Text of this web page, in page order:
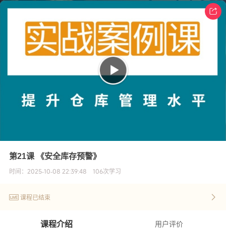
第21课 《安全库存预警》
时间： 2025-10-08 22:39:48 106次学习
课程已结束
课程介绍 用户评价